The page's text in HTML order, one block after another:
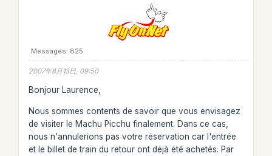
Messages: 825
2007年8月13日, 09:50
Bonjour Laurence,
Nous sommes contents de savoir que vous envisagez
de visiter le Machu Picchu finalement. Dans ce cas,
nous n'annulerions pas votre réservation car l'entrée
et le billet de train du retour ont déjà été achetés. Par